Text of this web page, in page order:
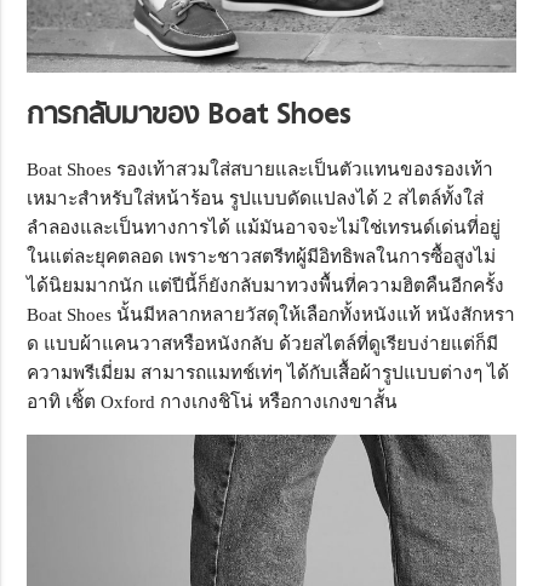
การกลับมาของ Boat Shoes
Boat Shoes รองเท้าสวมใส่สบายและเป็นตัวแทนของรองเท้า
เหมาะสำหรับใส่หน้าร้อน รูปแบบดัดแปลงได้ 2 สไตล์ทั้งใส่
ลำลองและเป็นทางการได้ แม้มันอาจจะไม่ใช่เทรนด์เด่นที่อยู่
ในแต่ละยุคตลอด เพราะชาวสตรีทผู้มีอิทธิพลในการซื้อสูงไม่
ได้นิยมมากนัก แต่ปีนี้ก็ยังกลับมาทวงพื้นที่ความฮิตคืนอีกครั้ง
Boat Shoes นั้นมีหลากหลายวัสดุให้เลือกทั้งหนังแท้ หนังสักหรา
ด แบบผ้าแคนวาสหรือหนังกลับ ด้วยสไตล์ที่ดูเรียบง่ายแต่ก็มี
ความพรีเมี่ยม สามารถแมทช์เท่ๆ ได้กับเสื้อผ้ารูปแบบต่างๆ ได้
อาทิ เชิ้ต Oxford กางเกงชิโน่ หรือกางเกงขาสั้น